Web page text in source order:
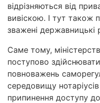
відрізняються від
вивіскою. І тут також
зважені державницькі
Саме тому,
поступово
повноважень
середовищу
припинення доступу до